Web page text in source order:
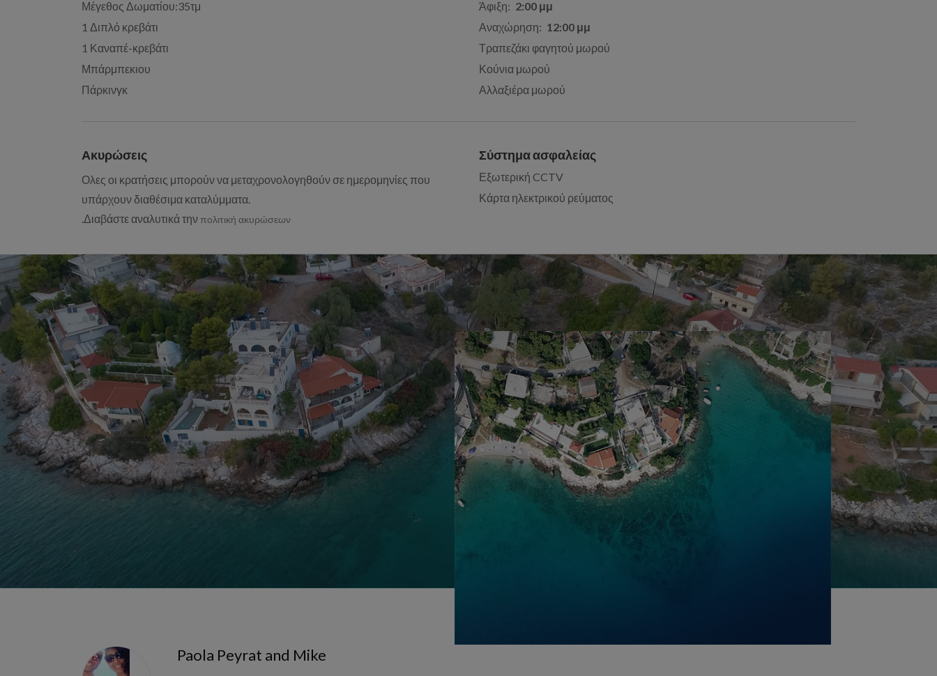
Μέγεθος Δωματίου:35τμ
1 Διπλό κρεβάτι
1 Καναπέ-κρεβάτι
Μπάρμπεκιου
Πάρκινγκ
Άφιξη: 2:00 μμ
Αναχώρηση: 12:00 μμ
Τραπεζάκι φαγητού μωρού
Κούνια μωρού
Αλλαξιέρα μωρού
Ακυρώσεις
Ολες οι κρατήσεις μπορούν να μεταχρονολογηθούν σε ημερομηνίες που
υπάρχουν διαθέσιμα καταλύμματα.
.Διαβάστε αναλυτικά τηνπολιτική ακυρώσεων
Σύστημα ασφαλείας
Εξωτερική CCTV
Κάρτα ηλεκτρικού ρεύματος
Paola Peyrat and Mike